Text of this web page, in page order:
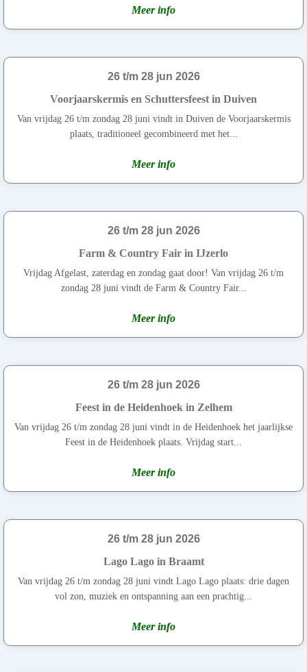
Meer info
26 t/m 28 jun 2026
Voorjaarskermis en Schuttersfeest in Duiven
Van vrijdag 26 t/m zondag 28 juni vindt in Duiven de Voorjaarskermis
plaats, traditioneel gecombineerd met het...
Meer info
26 t/m 28 jun 2026
Farm & Country Fair in IJzerlo
Vrijdag Afgelast, zaterdag en zondag gaat door! Van vrijdag 26 t/m
zondag 28 juni vindt de Farm & Country Fair...
Meer info
26 t/m 28 jun 2026
Feest in de Heidenhoek in Zelhem
Van vrijdag 26 t/m zondag 28 juni vindt in de Heidenhoek het jaarlijkse
Feest in de Heidenhoek plaats. Vrijdag start...
Meer info
26 t/m 28 jun 2026
Lago Lago in Braamt
Van vrijdag 26 t/m zondag 28 juni vindt Lago Lago plaats: drie dagen
vol zon, muziek en ontspanning aan een prachtig...
Meer info